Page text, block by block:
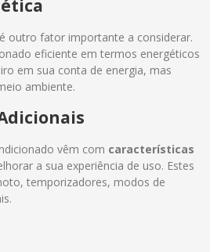
é outro fator importante a considerar.
eficiente em termos energéticos
em sua conta de energia, mas
ambiente.
vêm com características
a sua experiência de uso. Estes
temporizadores, modos de